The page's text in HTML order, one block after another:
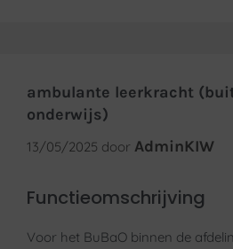
ambulante leerkracht
onderwijs)
13/05/2025 door AdminKIW
Functieomschrijving
Voor het BuBaO binnen de